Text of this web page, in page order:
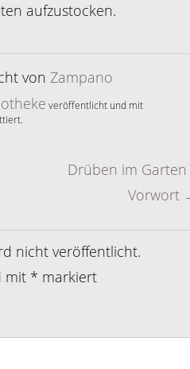
aufzustocken.
von Zampano
veröffentlicht und mit
Drüben im Garten
Vorwort
nicht veröffentlicht.
mit * markiert